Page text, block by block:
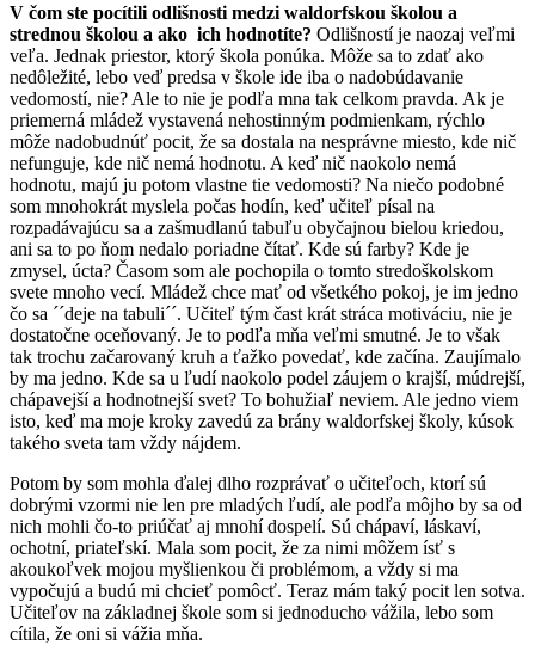
V čom ste pocítili odlišnosti medzi waldorfskou školou a
strednou školou a ako ich hodnotíte? Odlišností je naozaj veľmi
veľa. Jednak priestor, ktorý škola ponúka. Môže sa to zdať ako
nedôležité, lebo veď predsa v škole ide iba o nadobúdavanie
vedomostí, nie? Ale to nie je podľa mna tak celkom pravda. Ak je
priemerná mládež vystavená nehostinným podmienkam, rýchlo
môže nadobudnúť pocit, že sa dostala na nesprávne miesto, kde nič
nefunguje, kde nič nemá hodnotu. A keď nič naokolo nemá
hodnotu, majú ju potom vlastne tie vedomosti? Na niečo podobné
som mnohokrát myslela počas hodín, keď učiteľ písal na
rozpadávajúcu sa a zašmudlanú tabuľu obyčajnou bielou kriedou,
ani sa to po ňom nedalo poriadne čítať. Kde sú farby? Kde je
zmysel, úcta? Časom som ale pochopila o tomto stredoškolskom
svete mnoho vecí. Mládež chce mať od všetkého pokoj, je im jedno
čo sa ´´deje na tabuli´´. Učiteľ tým čast krát stráca motiváciu, nie je
dostatočne oceňovaný. Je to podľa mňa veľmi smutné. Je to však
tak trochu začarovaný kruh a ťažko povedať, kde začína. Zaujímalo
by ma jedno. Kde sa u ľudí naokolo podel záujem o krajší, múdrejší,
chápavejší a hodnotnejší svet? To bohužiaľ neviem. Ale jedno viem
isto, keď ma moje kroky zavedú za brány waldorfskej školy, kúsok
takého sveta tam vždy nájdem.
Potom by som mohla ďalej dlho rozprávať o učiteľoch, ktorí sú
dobrými vzormi nie len pre mladých ľudí, ale podľa môjho by sa od
nich mohli čo-to priúčať aj mnohí dospelí. Sú chápaví, láskaví,
ochotní, priateľskí. Mala som pocit, že za nimi môžem ísť s
akoukoľvek mojou myšlienkou či problémom, a vždy si ma
vypočujú a budú mi chcieť pomôcť. Teraz mám taký pocit len sotva.
Učiteľov na základnej škole som si jednoducho vážila, lebo som
cítila, že oni si vážia mňa.